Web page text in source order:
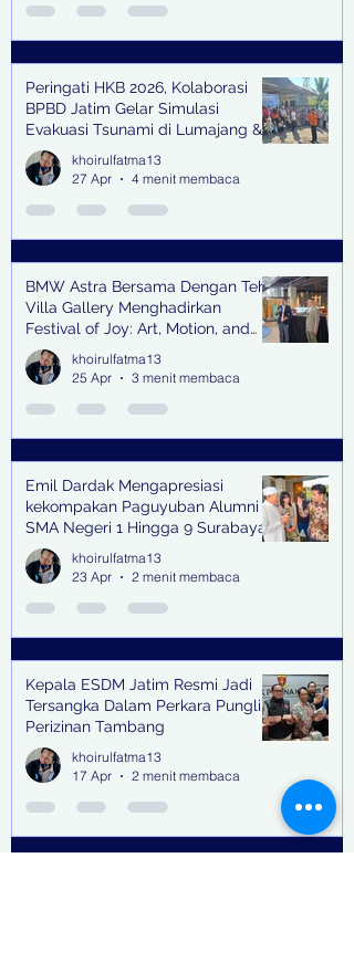
Peringati HKB 2026, Kolaborasi
BPBD Jatim Gelar Simulasi
Evakuasi Tsunami di Lumajang &
Trenggalek
khoirulfatma13
27 Apr
4 menit membaca
BMW Astra Bersama Dengan Teh
Villa Gallery Menghadirkan
Festival of Joy: Art, Motion, and
Scent
khoirulfatma13
25 Apr
3 menit membaca
Emil Dardak Mengapresiasi
kekompakan Paguyuban Alumni
SMA Negeri 1 Hingga 9 Surabaya
(Pasmanbaya) dalam Kegiatan
Halal Bihalal
khoirulfatma13
23 Apr
2 menit membaca
Kepala ESDM Jatim Resmi Jadi
Tersangka Dalam Perkara Pungli
Perizinan Tambang
khoirulfatma13
17 Apr
2 menit membaca